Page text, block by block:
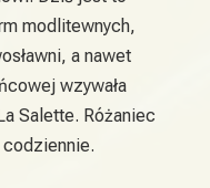
modlitewnych,
a nawet
wzywała
Salette. Różaniec
codziennie.